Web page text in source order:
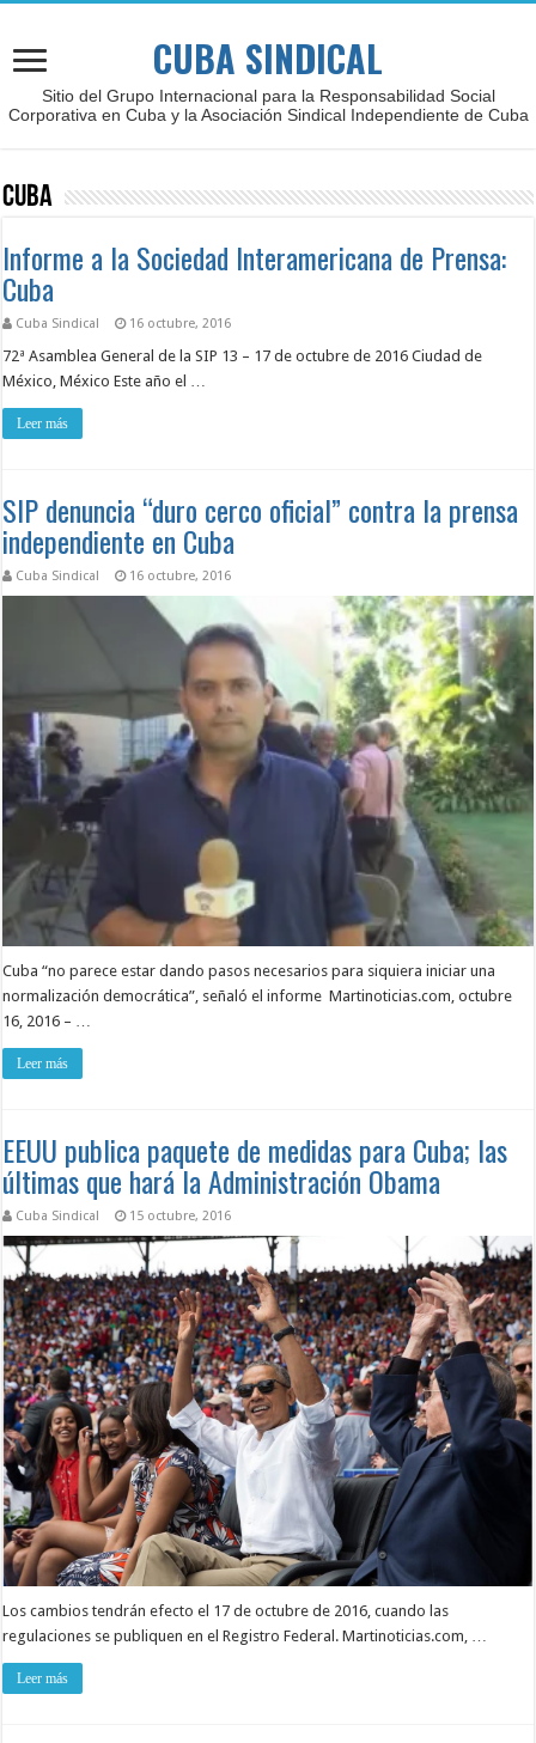
CUBA SINDICAL
Sitio del Grupo Internacional para la Responsabilidad Social
Corporativa en Cuba y la Asociación Sindical Independiente de Cuba
Cuba
Informe a la Sociedad Interamericana de Prensa:
Cuba
Cuba Sindical 16 octubre, 2016
72ª Asamblea General de la SIP 13 – 17 de octubre de 2016 Ciudad de
México, México Este año el …
Leer más
SIP denuncia “duro cerco oficial” contra la prensa
independiente en Cuba
Cuba Sindical 16 octubre, 2016
Cuba “no parece estar dando pasos necesarios para siquiera iniciar una
normalización democrática”, señaló el informe Martinoticias.com, octubre
16, 2016 – …
Leer más
EEUU publica paquete de medidas para Cuba; las
últimas que hará la Administración Obama
Cuba Sindical 15 octubre, 2016
Los cambios tendrán efecto el 17 de octubre de 2016, cuando las
regulaciones se publiquen en el Registro Federal. Martinoticias.com, …
Leer más